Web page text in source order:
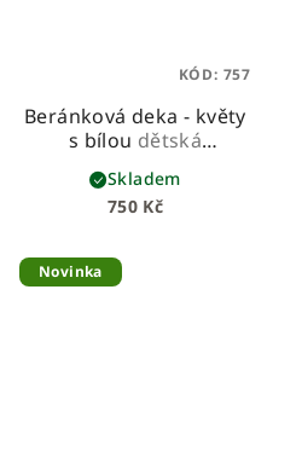
Beránková deka - květy
s bílou dětská
beránková deka z
prémiové bavlny a
hebkého beránka
750 Kč
Skladem
KÓD: 757
Novinka